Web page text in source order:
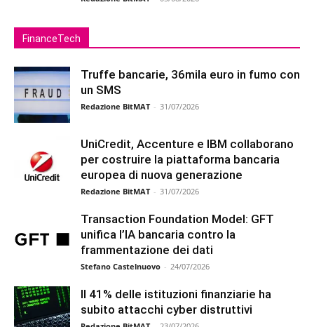
FinanceTech
Truffe bancarie, 36mila euro in fumo con
un SMS
Redazione BitMAT - 31/07/2026
UniCredit, Accenture e IBM collaborano
per costruire la piattaforma bancaria
europea di nuova generazione
Redazione BitMAT - 31/07/2026
Transaction Foundation Model: GFT
unifica l’IA bancaria contro la
frammentazione dei dati
Stefano Castelnuovo - 24/07/2026
Il 41% delle istituzioni finanziarie ha
subito attacchi cyber distruttivi